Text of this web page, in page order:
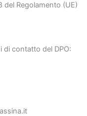
del Regolamento (UE)
di contatto del DPO: